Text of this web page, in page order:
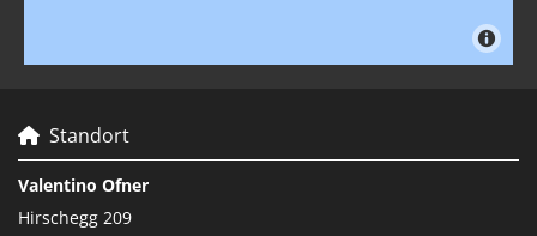
 Standort
Valentino Ofner
Hirschegg 209